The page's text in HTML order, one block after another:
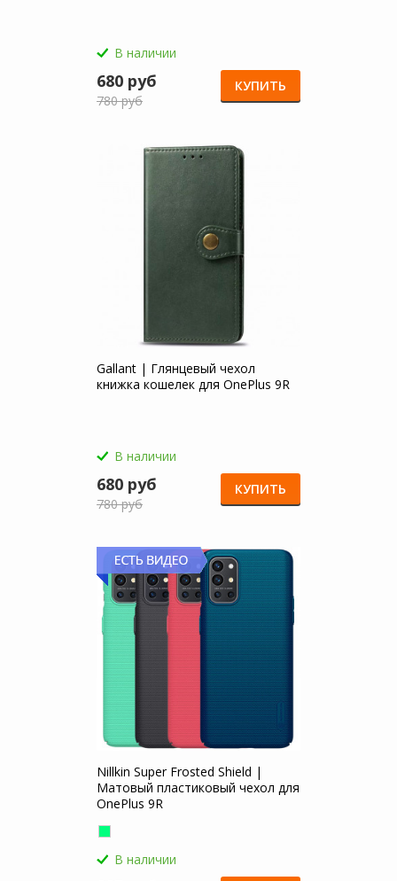
В наличии
680 руб
780 руб
КУПИТЬ
Gallant | Глянцевый чехол
книжка кошелек для OnePlus 9R
В наличии
680 руб
780 руб
КУПИТЬ
Nillkin Super Frosted Shield |
Матовый пластиковый чехол для
OnePlus 9R
В наличии